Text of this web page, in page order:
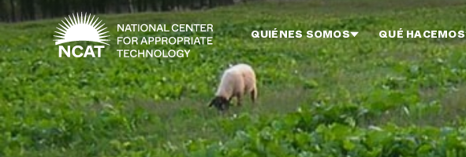
Ir al contenido principal
QUIÉNES SOMOS QUÉ HACEMOS